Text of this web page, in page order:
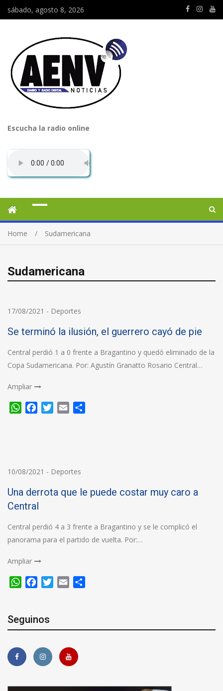
sábado, agosto 8, 2026
Escucha la radio online
Home Sudamericana
Sudamericana
17/08/2021 - Deportes
Se terminó la ilusión, el guerrero cayó de pie
Central perdió 1 a 0 frente a Bragantino y quedó eliminado de la
Copa Sudamericana. Por: Agustín Granatto Rosario Central…
Ampliar
WhatsApp
FacebookTwitter
Email
10/08/2021 - Deportes
Una derrota que le puede costar muy caro a
Central
Central perdió 4 a 3 frente a Bragantino y se le complicó el
panorama para el partido de vuelta. Por:…
Ampliar
WhatsApp
FacebookTwitter
Email
Seguinos